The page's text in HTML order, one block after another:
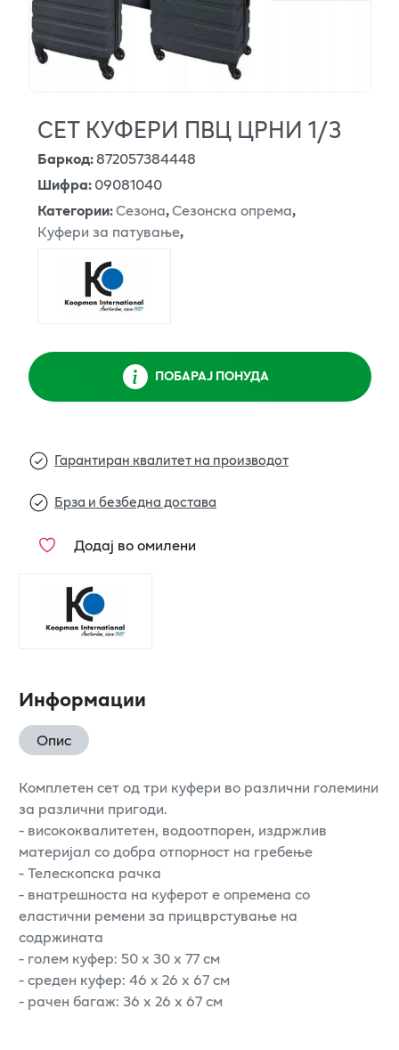
СЕТ КУФЕРИ ПВЦ ЦРНИ 1/3
Баркод:872057384448
Шифра:09081040
Категории:Сезона,Сезонска опрема,
Куфери за патување,
ПОБАРАЈ ПОНУДА
Гарантиран квалитет на производот
Брза и безбедна достава
Додај во омилени
Информации
Опис
Комплетен сет од три куфери во различни големини
за различни пригоди.
- висококвалитетен, водоотпорен, издржлив
материјал со добра отпорност на гребење
- Телескопска рачка
- внатрешноста на куферот е опремена со
еластични ремени за прицврстување на
содржината
- голем куфер: 50 x 30 x 77 см
- среден куфер: 46 x 26 x 67 см
- рачен багаж: 36 x 26 x 67 см